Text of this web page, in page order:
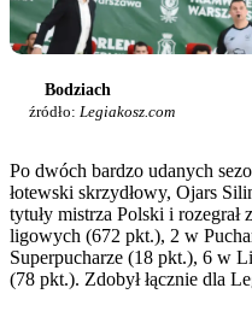
Bodziach
źródło: Legiakosz.com
Po dwóch bardzo udanych
łotewski skrzydłowy, Ojars
tytuły mistrza Polski i
ligowych (672 pkt.), 2 w
Superpucharze (18 pkt.), 6 w
(78 pkt.). Zdobył łącznie dla